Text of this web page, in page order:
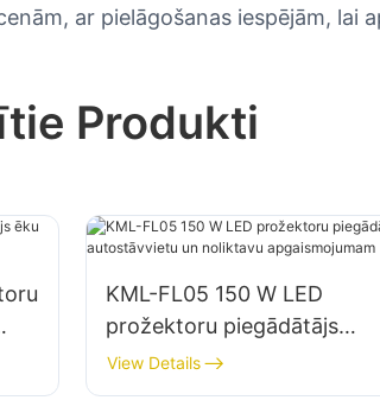
ar pielāgošanas iespējām, lai
Produkti
KML-FL05 150 W LED
prožektoru piegādātājs
autostāvvietu un noliktavu
apgaismojumam
View Details